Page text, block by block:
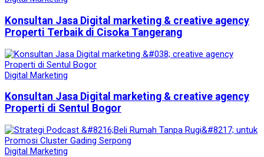
Konsultan Jasa Digital marketing & creative agency
Properti Terbaik di Cisoka Tangerang
Digital Marketing
Konsultan Jasa Digital marketing & creative agency
Properti di Sentul Bogor
Digital Marketing